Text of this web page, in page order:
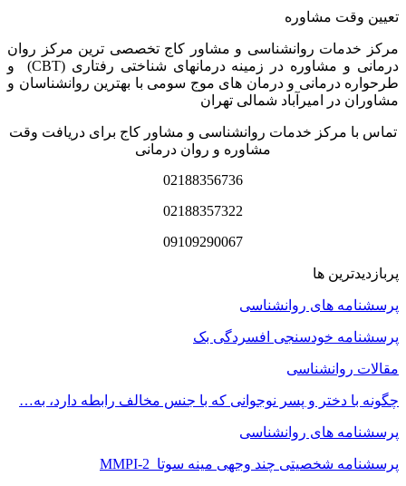
تعیین وقت مشاوره
مرکز خدمات روانشناسی و مشاور کاج تخصصی‏ ترین مرکز روان
درمانی و مشاوره در زمینه درمان‏های شناختی رفتاری (CBT) و
طرحواره درمانی و درمان های موج سومی با بهترین روانشناسان و
مشاوران در امیرآباد شمالی تهران
تماس با مرکز خدمات روانشناسی و مشاور کاج برای دریافت وقت
مشاوره و روان درمانی
02188356736
02188357322
09109290067
پربازدیدترین ها
پرسشنامه های روانشناسی
پرسشنامه خودسنجی افسردگی بک
مقالات روانشناسی
چگونه با دختر و پسر نوجوانی که با جنس مخالف رابطه دارد، به…
پرسشنامه های روانشناسی
پرسشنامه شخصیتی چند وجهی مینه سوتا MMPI-2